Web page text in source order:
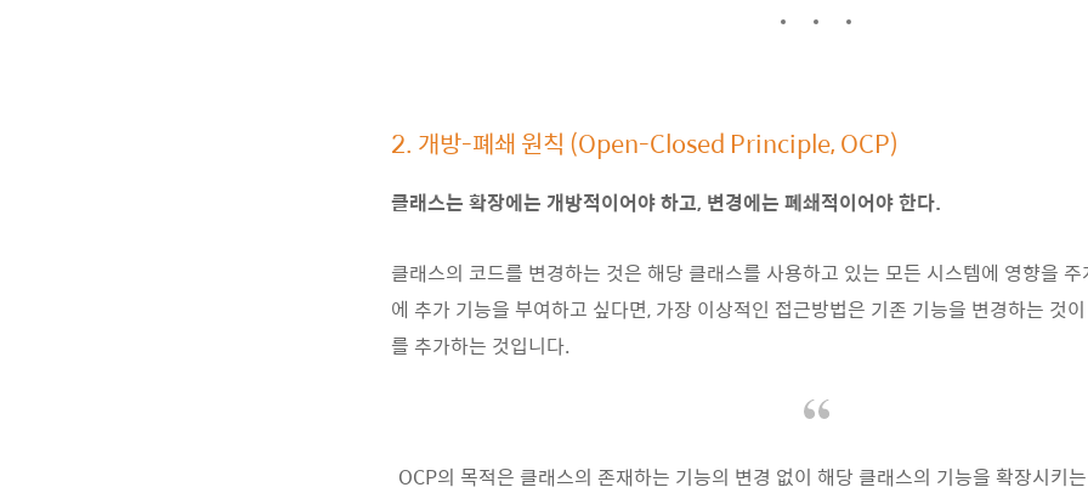
2. 개방-폐쇄 원칙 (Open-Closed Principle, OCP)
클래스는 확장에는 개방적이어야 하고, 변경에는 폐쇄적이어야 한다.
클래스의 코드를 변경하는 것은 해당 클래스를 사용하고 있는 모든 시스템에 영향을
에 추가 기능을 부여하고 싶다면, 가장 이상적인 접근방법은 기존 기능을 변경하는 것
를 추가하는 것입니다.
OCP의 목적은 클래스의 존재하는 기능의 변경 없이 해당 클래스의 기능을 확장시키